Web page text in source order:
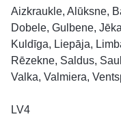
Aizkraukle, Alūksne,
Dobele, Gulbene,
Kuldīga, Liepāja,
Rēzekne, Saldus,
Valka, Valmiera,
LV4